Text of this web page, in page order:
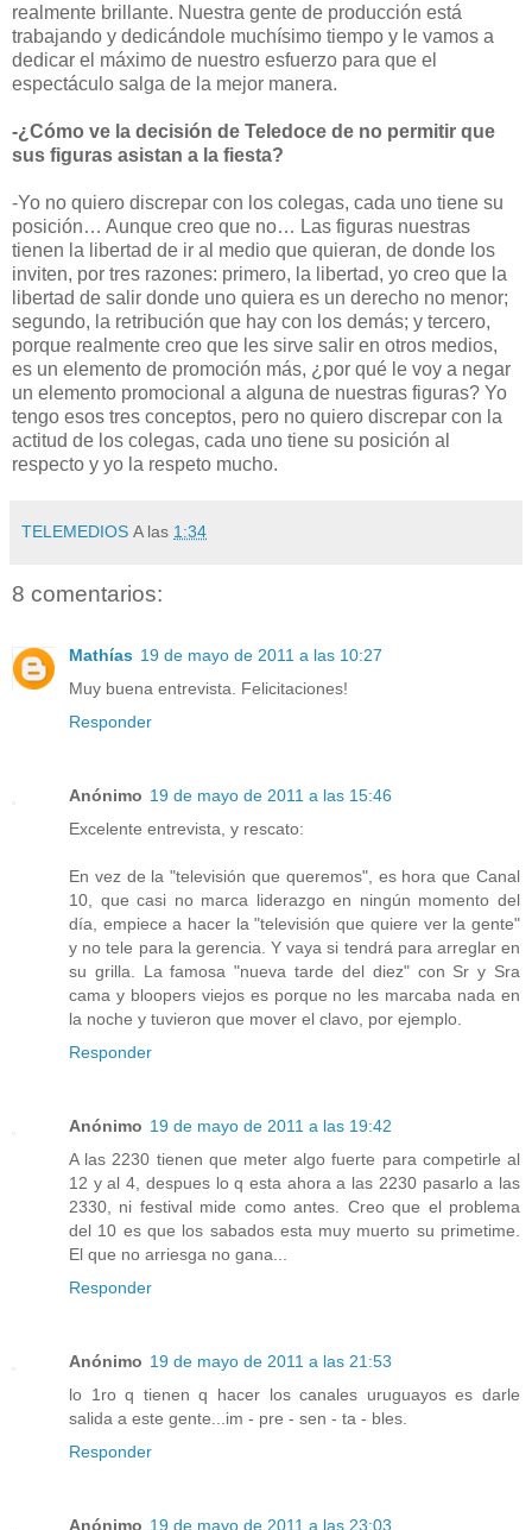
realmente brillante. Nuestra gente de producción está
trabajando y dedicándole muchísimo tiempo y le vamos a
dedicar el máximo de nuestro esfuerzo para que el
espectáculo salga de la mejor manera.
-¿Cómo ve la decisión de Teledoce de no permitir que
sus figuras asistan a la fiesta?
-Yo no quiero discrepar con los colegas, cada uno tiene su
posición… Aunque creo que no… Las figuras nuestras
tienen la libertad de ir al medio que quieran, de donde los
inviten, por tres razones: primero, la libertad, yo creo que la
libertad de salir donde uno quiera es un derecho no menor;
segundo, la retribución que hay con los demás; y tercero,
porque realmente creo que les sirve salir en otros medios,
es un elemento de promoción más, ¿por qué le voy a negar
un elemento promocional a alguna de nuestras figuras? Yo
tengo esos tres conceptos, pero no quiero discrepar con la
actitud de los colegas, cada uno tiene su posición al
respecto y yo la respeto mucho.
TELEMEDIOS A las 1:34
8 comentarios:
Mathías 19 de mayo de 2011 a las 10:27
Muy buena entrevista. Felicitaciones!
Responder
Anónimo 19 de mayo de 2011 a las 15:46
Excelente entrevista, y rescato:
En vez de la "televisión que queremos", es hora que Canal
10, que casi no marca liderazgo en ningún momento del
día, empiece a hacer la "televisión que quiere ver la gente"
y no tele para la gerencia. Y vaya si tendrá para arreglar en
su grilla. La famosa "nueva tarde del diez" con Sr y Sra
cama y bloopers viejos es porque no les marcaba nada en
la noche y tuvieron que mover el clavo, por ejemplo.
Responder
Anónimo 19 de mayo de 2011 a las 19:42
A las 2230 tienen que meter algo fuerte para competirle al
12 y al 4, despues lo q esta ahora a las 2230 pasarlo a las
2330, ni festival mide como antes. Creo que el problema
del 10 es que los sabados esta muy muerto su primetime.
El que no arriesga no gana...
Responder
Anónimo 19 de mayo de 2011 a las 21:53
lo 1ro q tienen q hacer los canales uruguayos es darle
salida a este gente...im - pre - sen - ta - bles.
Responder
Anónimo 19 de mayo de 2011 a las 23:03